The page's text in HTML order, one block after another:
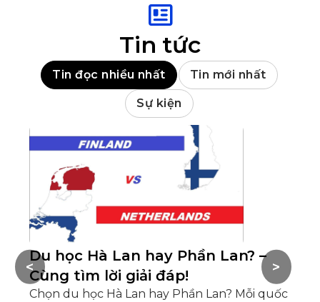
Tin tức
Tin đọc nhiều nhất Tin mới nhất
Sự kiện
Du học Hà Lan hay Phần Lan? –
Cùng tìm lời giải đáp!
Chọn du học Hà Lan hay Phần Lan? Mỗi quốc
>
<